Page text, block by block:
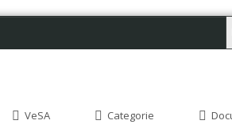
VeSA Categorie